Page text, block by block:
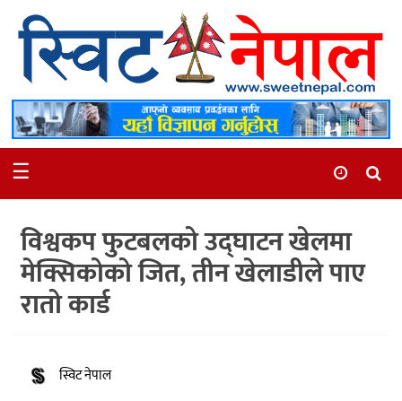
समाचार
स्थानीय
मनोरञ्जन
अन्तर्वार्ता
समाज
भिडियो
☰
विश्वकप फुटबलको उद्घाटन खेलमा
मेक्सिकोको जित, तीन खेलाडीले पाए
रातो कार्ड
स्विट नेपाल